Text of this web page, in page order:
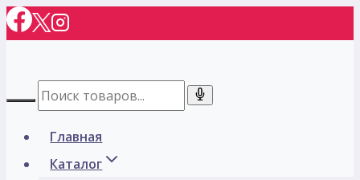
Перейти
к
Главная
Каталог